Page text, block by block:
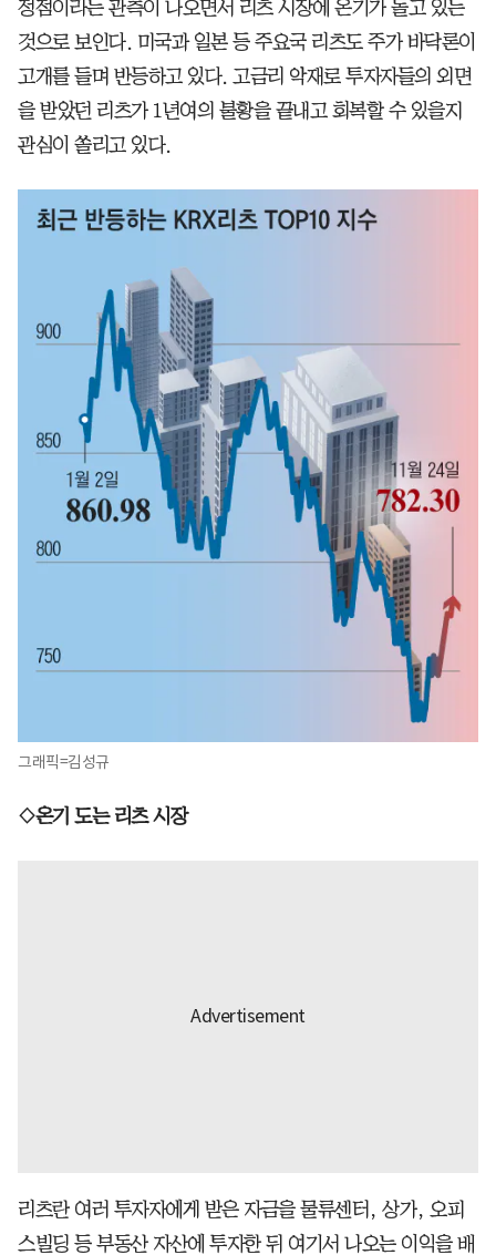
정점이라는 관측이 나오면서 리츠 시장에 온기가 돌고 있는
것으로 보인다. 미국과 일본 등 주요국 리츠도 주가 바닥론이
고개를 들며 반등하고 있다. 고금리 악재로 투자자들의 외면
을 받았던 리츠가 1년여의 불황을 끝내고 회복할 수 있을지
관심이 쏠리고 있다.
그래픽=김성규
◇온기 도는 리츠 시장
리츠란 여러 투자자에게 받은 자금을 물류센터, 상가, 오피
스빌딩 등 부동산 자산에 투자한 뒤 여기서 나오는 이익을 배